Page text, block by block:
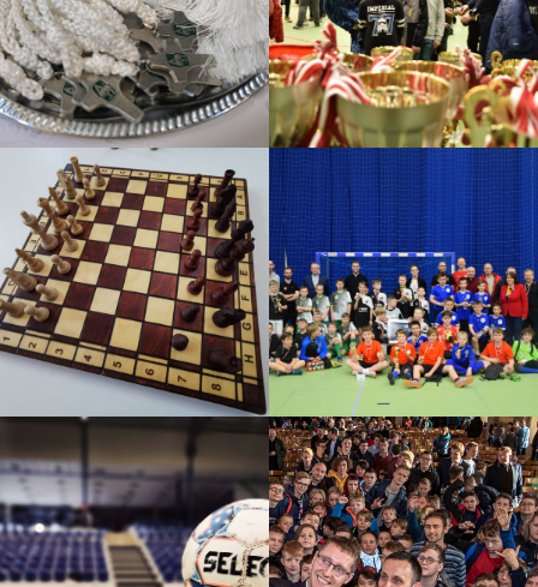
Promocja lektorów A.D.
2023
Szkoła lektora
Turniej o PUCHAR KNC
2023
Halowy turniej piłki nożnej
TURNIEJ SZACHOWY O
PUCHAR ŚW. POLIKARPA
Turniej o PUCHAR KNC
2022
Halowy turniej piłki nożnej